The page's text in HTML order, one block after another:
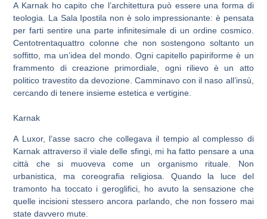
A Karnak ho capito che l’architettura può essere una forma di
teologia. La Sala Ipostila non è solo impressionante: è pensata
per farti sentire una parte infinitesimale di un ordine cosmico.
Centotrentaquattro colonne che non sostengono soltanto un
soffitto, ma un’idea del mondo. Ogni capitello papiriforme è un
frammento di creazione primordiale, ogni rilievo è un atto
politico travestito da devozione. Camminavo con il naso all’insù,
cercando di tenere insieme estetica e vertigine.
Karnak
A Luxor, l’asse sacro che collegava il tempio al complesso di
Karnak attraverso il viale delle sfingi, mi ha fatto pensare a una
città che si muoveva come un organismo rituale. Non
urbanistica, ma coreografia religiosa. Quando la luce del
tramonto ha toccato i geroglifici, ho avuto la sensazione che
quelle incisioni stessero ancora parlando, che non fossero mai
state davvero mute.